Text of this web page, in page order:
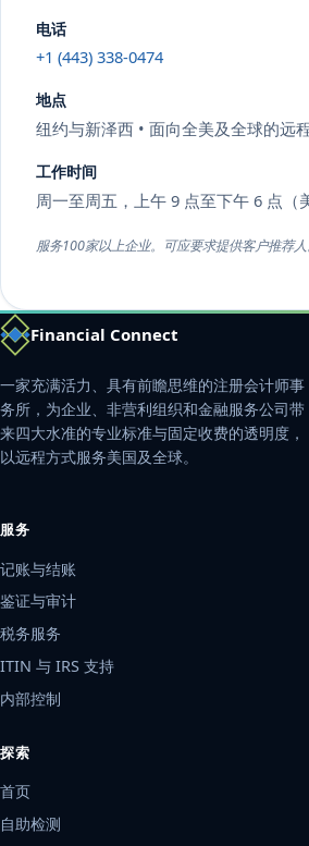
电话
+1 (443) 338-0474
地点
纽约与新泽西 • 面向全美及全球的远
工作时间
周一至周五，上午 9 点至下午 6 点（
服务100家以上企业。可应要求提供客户推荐人
Financial Connect
一家充满活力、具有前瞻思维的注册会计师事
务所，为企业、非营利组织和金融服务公司带
来四大水准的专业标准与固定收费的透明度，
以远程方式服务美国及全球。
服务
记账与结账
鉴证与审计
税务服务
ITIN 与 IRS 支持
内部控制
探索
首页
自助检测